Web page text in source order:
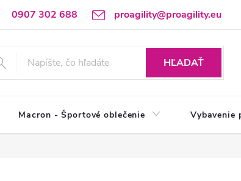
0907 302 688 proagility@proagility.eu
Ochrana osobných údajov / GDPR Výdajné miesto
HĽADAŤ
Macron - Športové oblečenie Vybavenie